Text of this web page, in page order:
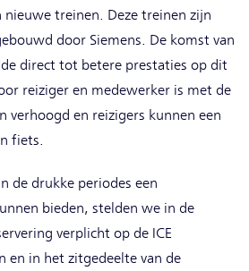
nieuwe treinen. Deze treinen zijn
door Siemens. De komst van
direct tot betere prestaties op dit
reiziger en medewerker is met de
verhoogd en reizigers kunnen een
fiets.
de drukke periodes een
bieden, stelden we in de
verplicht op de ICE
en in het zitgedeelte van de